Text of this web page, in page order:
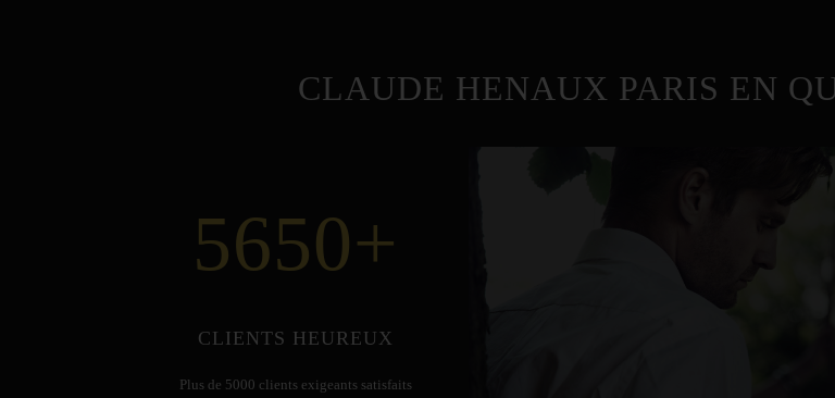
CLAUDE HENAUX PARIS EN
5650+
CLIENTS HEUREUX
Plus de 5000 clients exigeants satisfaits